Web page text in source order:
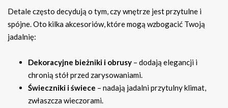
Detale często decydują o tym, czy wnętrze jest przytulne i
spójne. Oto kilka akcesoriów, które mogą wzbogacić Twoją
jadalnię:
Dekoracyjne bieżniki i obrusy – dodają elegancji i
chronią stół przed zarysowaniami.
Świeczniki i świece – nadają jadalni przytulny klimat,
zwłaszcza wieczorami.